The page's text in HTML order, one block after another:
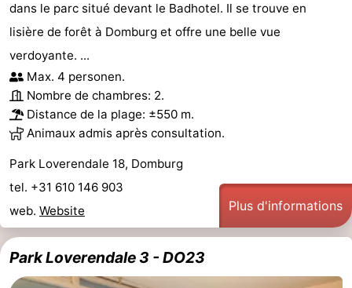
dans le parc situé devant le Badhotel. Il se trouve en
lisière de forêt à Domburg et offre une belle vue
verdoyante. ...
Max. 4 personen.
Nombre de chambres: 2.
Distance de la plage: ±550 m.
Animaux admis après consultation.
Park Loverendale 18, Domburg
tel. +31 610 146 903
web. Website Plus d'informations
Park Loverendale 3 - DO23